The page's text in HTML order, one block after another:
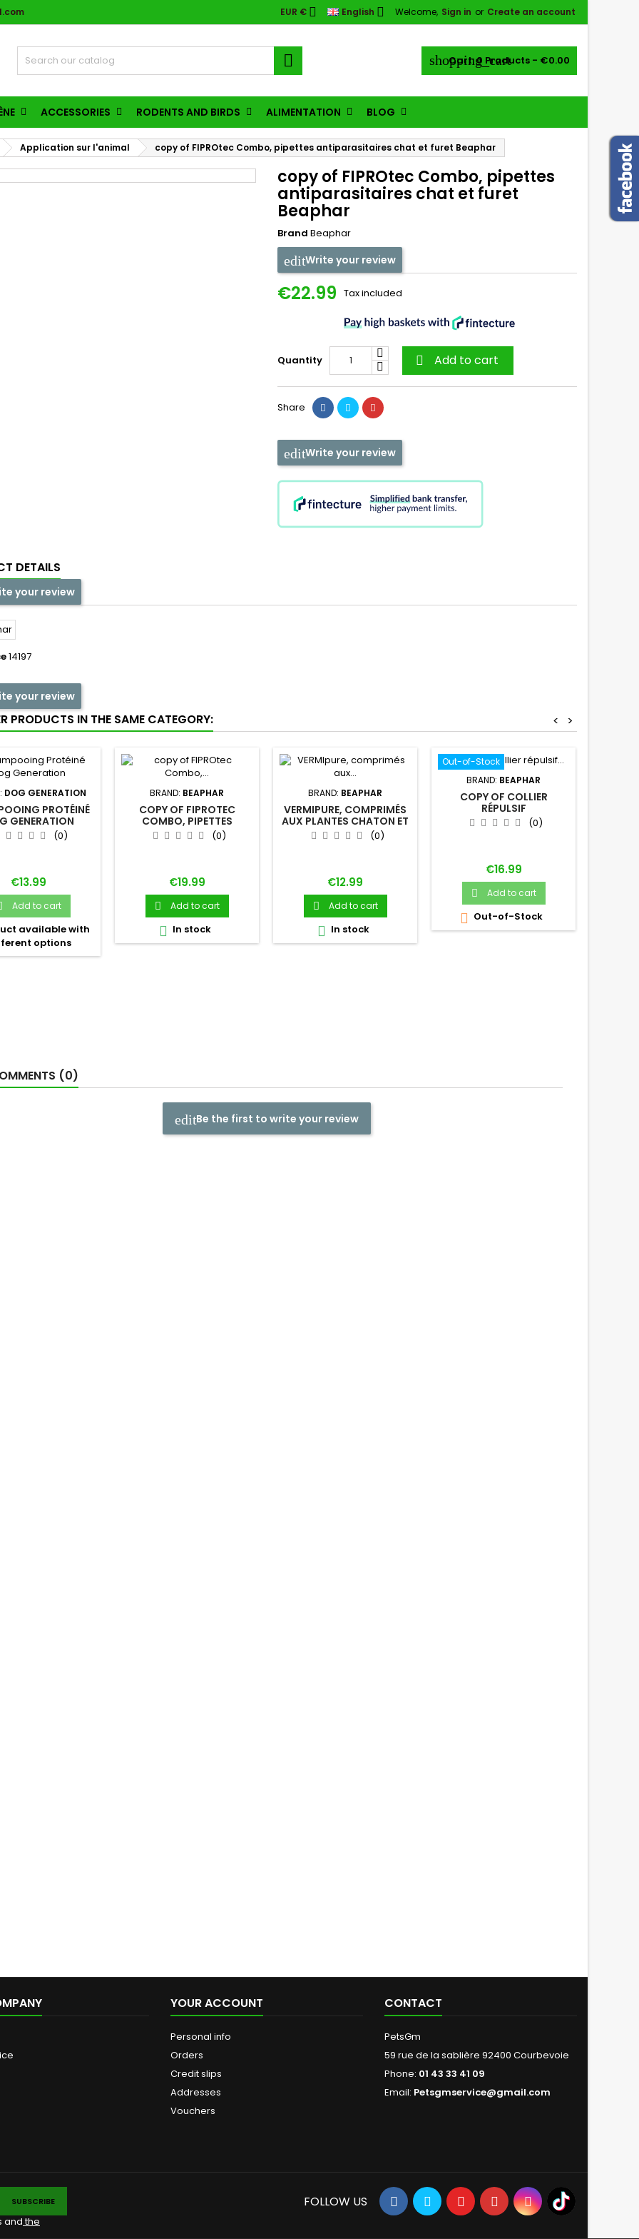
Welcome, Sign in or Create an account
English 
EUR € 
shopping_cart
Cart:0 Products - €0.00

ACCESSORIES RODENTS AND BIRDS ALIMENTATION BLOG
Application sur l'animal copy of FIPROtec Combo, pipettes antiparasitaires chat et furet Beaphar
copy of FIPROtec Combo, pipettes
antiparasitaires chat et furet
Beaphar
Brand Beaphar
Write your review
€22.99 Tax included
Quantity  Add to cart
Share
Write your review
DETAILS
your review
14197
your review
PRODUCTS IN THE SAME CATEGORY: >
<
DOG GENERATION
PROTÉINÉ
GENERATION
(0)
Price
€13.99
Add to cart
available with
options
BRAND: BEAPHAR
COPY OF FIPROTEC
COMBO, PIPETTES
ANTIPARASITAIRES CHAT
ET FURET BEAPHAR
(0)
Price
€19.99
 Add to cart
 In stock
BRAND: BEAPHAR
VERMIPURE, COMPRIMÉS
AUX PLANTES CHATON ET
CHAT BEAPHAR
(0)
Price
€12.99
 Add to cart
 In stock
Out-of-Stock
BRAND: BEAPHAR
COPY OF COLLIER
RÉPULSIF
ANTIPARASITAIRE POUR
CHAT BEAPHAR
(0)
Price
€16.99
 Add to cart
 Out-of-Stock
(0)
Be the first to write your review
YOUR ACCOUNT
Personal info
Orders
Credit slips
Addresses
Vouchers
CONTACT
PetsGm
59 rue de la sablière 92400 Courbevoie
Phone: 01 43 33 41 09
Email: Petsgmservice@gmail.com
andthe
FOLLOW US